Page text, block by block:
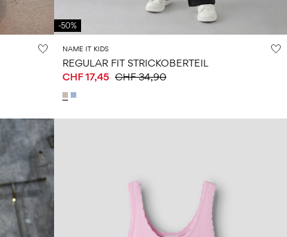
-50%
NAME IT KIDS
REGULAR FIT STRICKOBERTEIL
CHF 17,45 CHF 34,90